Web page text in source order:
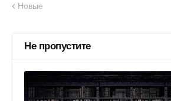
Новые
Не пропустите